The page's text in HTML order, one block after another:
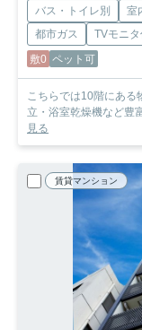
バス・トイレ別 室
都市ガス
TVモニ
敷0 ペット可
こちらでは10階にある
立・浴室乾燥機など豊
見る
賃貸マンション